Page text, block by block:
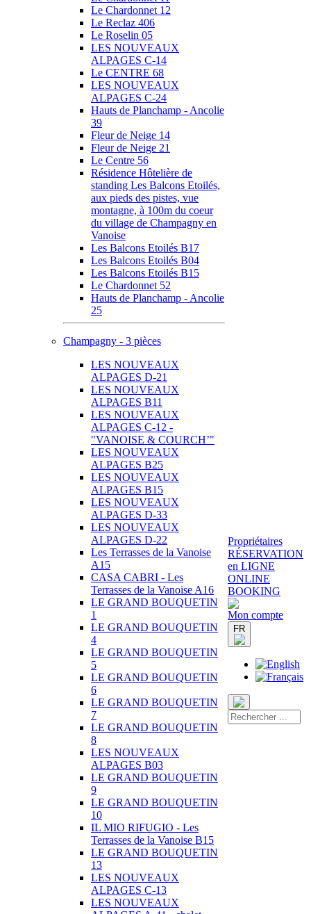
Le Chardonnet 12
Le Reclaz 406
Le Roselin 05
LES NOUVEAUX
ALPAGES C-14
Le CENTRE 68
LES NOUVEAUX
ALPAGES C-24
Hauts de Planchamp - Ancolie
39
Fleur de Neige 14
Fleur de Neige 21
Le Centre 56
Résidence Hôtelière de
standing Les Balcons Etoilés,
aux pieds des pistes, vue
montagne, à 100m du coeur
du village de Champagny en
Vanoise
Les Balcons Etoilés B17
Les Balcons Etoilés B04
Les Balcons Etoilés B15
Le Chardonnet 52
Hauts de Planchamp - Ancolie
25
Champagny - 3 pièces
LES NOUVEAUX
ALPAGES D-21
LES NOUVEAUX
ALPAGES B11
LES NOUVEAUX
ALPAGES C-12 -
"VANOISE & COURCH’"
LES NOUVEAUX
ALPAGES B25
LES NOUVEAUX
ALPAGES B15
LES NOUVEAUX
ALPAGES D-33
LES NOUVEAUX
ALPAGES D-22
Les Terrasses de la Vanoise
A15
CASA CABRI - Les
Terrasses de la Vanoise A16
LE GRAND BOUQUETIN
1
LE GRAND BOUQUETIN
4
LE GRAND BOUQUETIN
5
LE GRAND BOUQUETIN
6
LE GRAND BOUQUETIN
7
LE GRAND BOUQUETIN
8
LES NOUVEAUX
ALPAGES B03
LE GRAND BOUQUETIN
9
LE GRAND BOUQUETIN
10
IL MIO RIFUGIO - Les
Terrasses de la Vanoise B15
LE GRAND BOUQUETIN
13
LES NOUVEAUX
ALPAGES C-13
LES NOUVEAUX
Propriétaires
RÉSERVATION
en LIGNE
ONLINE
BOOKING
Mon compte
FR